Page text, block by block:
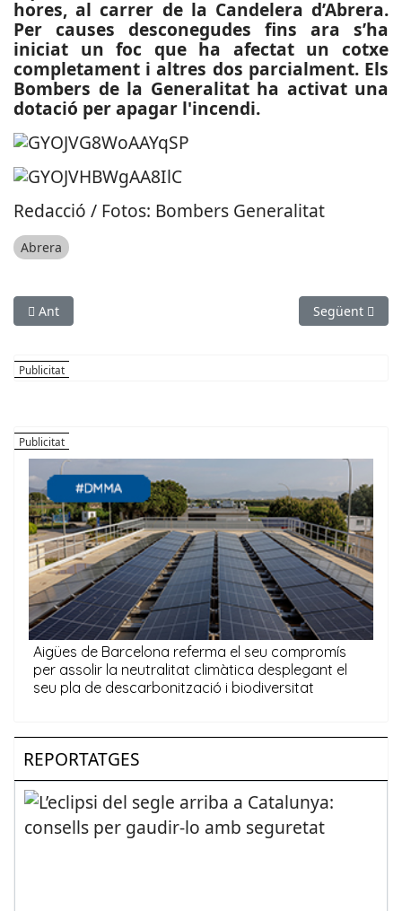
hores, al carrer de la Candelera d’Abrera.
Per causes desconegudes fins ara s’ha
iniciat un foc que ha afectat un cotxe
completament i altres dos parcialment. Els
Bombers de la Generalitat ha activat una
dotació per apagar l'incendi.
Redacció / Fotos: Bombers Generalitat
Abrera
Article anterior: ESPORTS (CABLE-WAKESKATE): La
Ant Article
Següent
REPORTATGES